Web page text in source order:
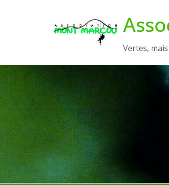
Vertes,